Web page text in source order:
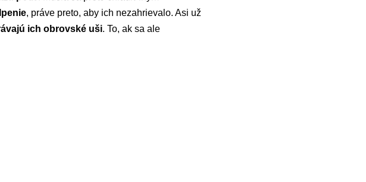
, práve preto, aby ich nezahrievalo. Asi už
ich obrovské uši. To, ak sa ale